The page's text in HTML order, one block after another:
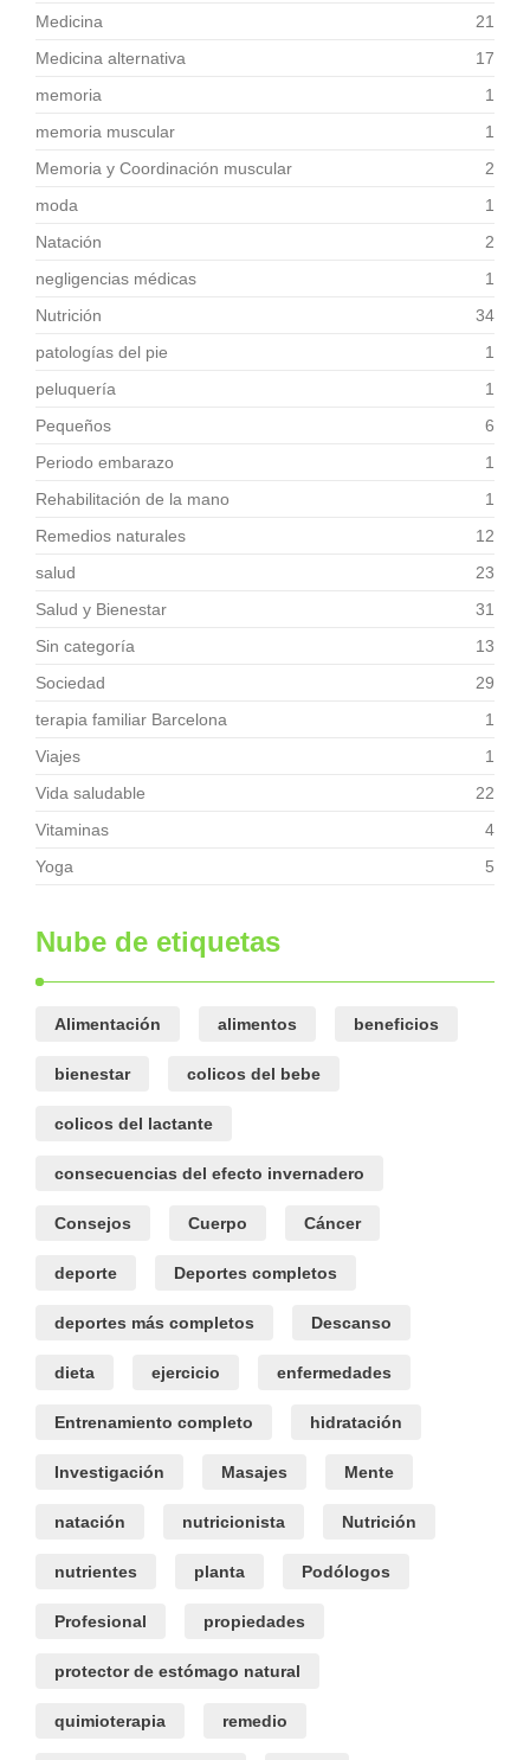
Medicina
21
Medicina alternativa
17
memoria
1
memoria muscular
1
Memoria y Coordinación muscular
2
moda
1
Natación
2
negligencias médicas
1
Nutrición
34
patologías del pie
1
peluquería
1
Pequeños
6
Periodo embarazo
1
Rehabilitación de la mano
1
Remedios naturales
12
salud
23
Salud y Bienestar
31
Sin categoría
13
Sociedad
29
terapia familiar Barcelona
1
Viajes
1
Vida saludable
22
Vitaminas
4
Yoga
5
Nube de etiquetas
Alimentación alimentos beneficios
bienestar colicos del bebe
colicos del lactante
consecuencias del efecto invernadero
Consejos Cuerpo Cáncer
deporte Deportes completos
deportes más completos Descanso
dieta ejercicio enfermedades
Entrenamiento completo hidratación
Investigación Masajes Mente
natación nutricionista Nutrición
nutrientes planta Podólogos
Profesional propiedades
protector de estómago natural
quimioterapia remedio